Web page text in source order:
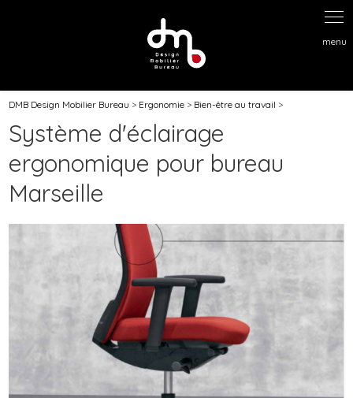
DMB Design Mobilier Bureau > Ergonomie > Bien-être au travail >
Système d'éclairage
ergonomique pour bureau
Marseille